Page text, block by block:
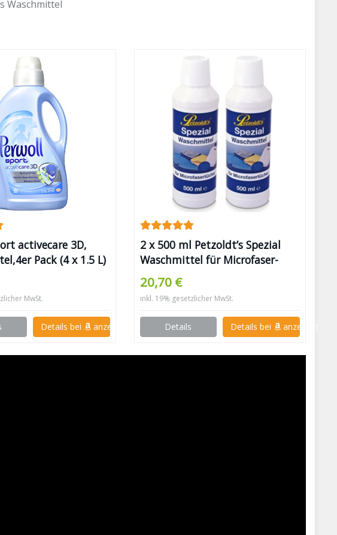
Waschmittel
activecare 3D,
Pack (4 x 1.5 L)
MwSt.
Details bei anzeigen
2 x 500 ml Petzoldt’s Spezial
Waschmittel für Microfaser-
Poliertücher die zur
Fahrzeugpflege verwendet
werden, Microfaserwaschmittel
20,70 €
inkl. 19% gesetzlicher MwSt.
Details Details bei anzeigen